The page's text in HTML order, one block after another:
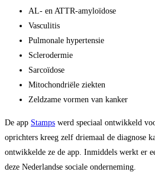
AL- en ATTR-amyloïdose
Vasculitis
Pulmonale hypertensie
Sclerodermie
Sarcoïdose
Mitochondriële ziekten
Zeldzame vormen van kanker
De app Stamps werd speciaal ontwikkeld
oprichters kreeg zelf driemaal de diagnose
ontwikkelde ze de app. Inmiddels werkt er
deze Nederlandse sociale onderneming.